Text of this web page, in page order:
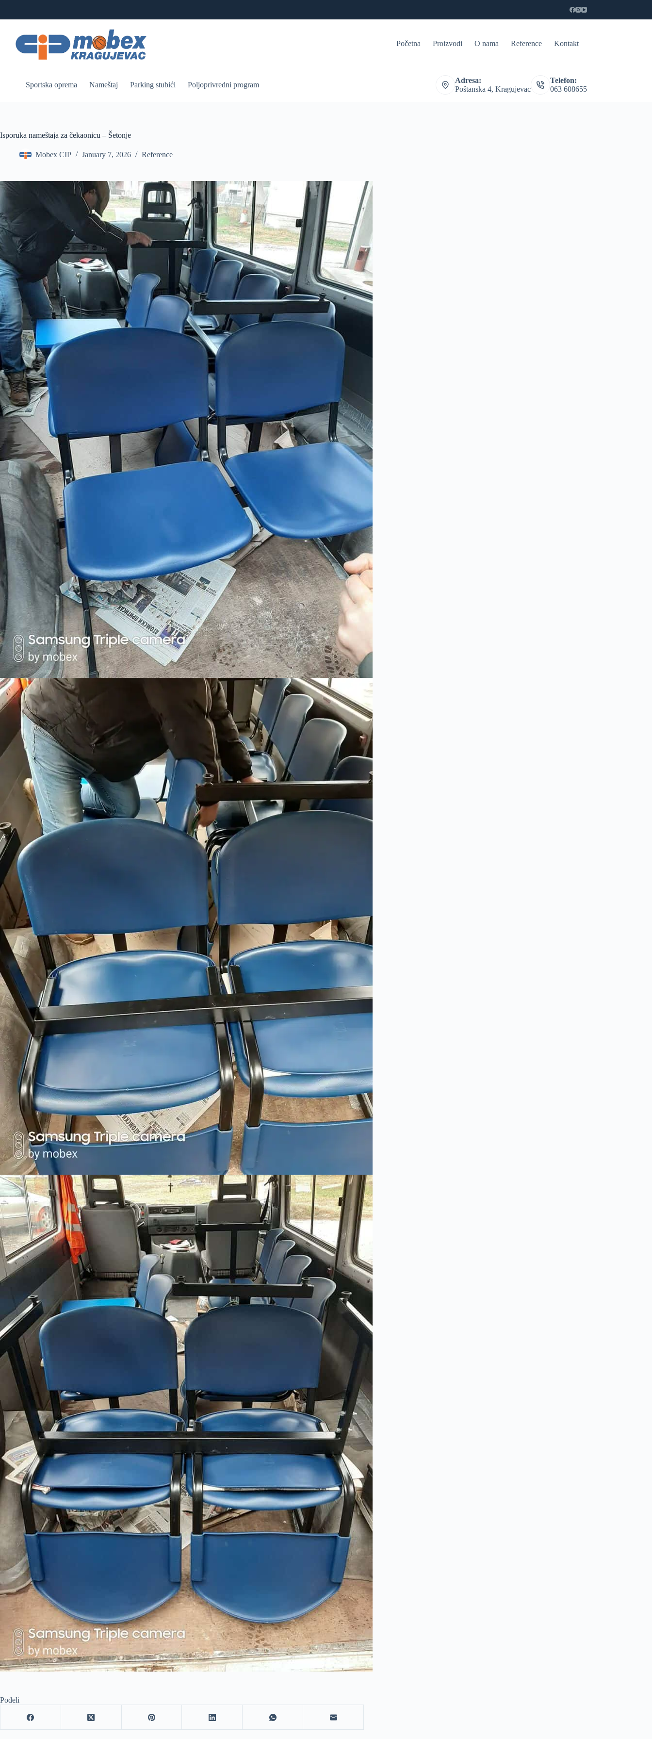
content
Početna Proizvodi O nama Reference Kontakt
Sportska oprema Nameštaj Parking stubići Poljoprivredni program
Adresa:
Poštanska 4, Kragujevac
Telefon:
063 608655
Isporuka nameštaja za čekaonicu – Šetonje
Mobex CIP January 7, 2026 Reference
Podeli